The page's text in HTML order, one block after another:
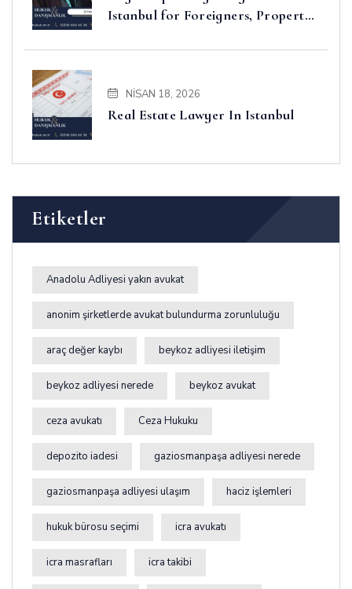
Istanbul for Foreigners, Property,
NISAN 18, 2026
Real Estate Lawyer In Istanbul
Etiketler
Anadolu Adliyesi yakın avukat
anonim şirketlerde avukat bulundurma zorunluluğu
araç değer kaybı beykoz adliyesi iletişim
beykoz adliyesi nerede beykoz avukat
ceza avukatı Ceza Hukuku
depozito iadesi gaziosmanpaşa adliyesi nerede
gaziosmanpaşa adliyesi ulaşım haciz işlemleri
hukuk bürosu seçimi icra avukatı
icra masrafları icra takibi